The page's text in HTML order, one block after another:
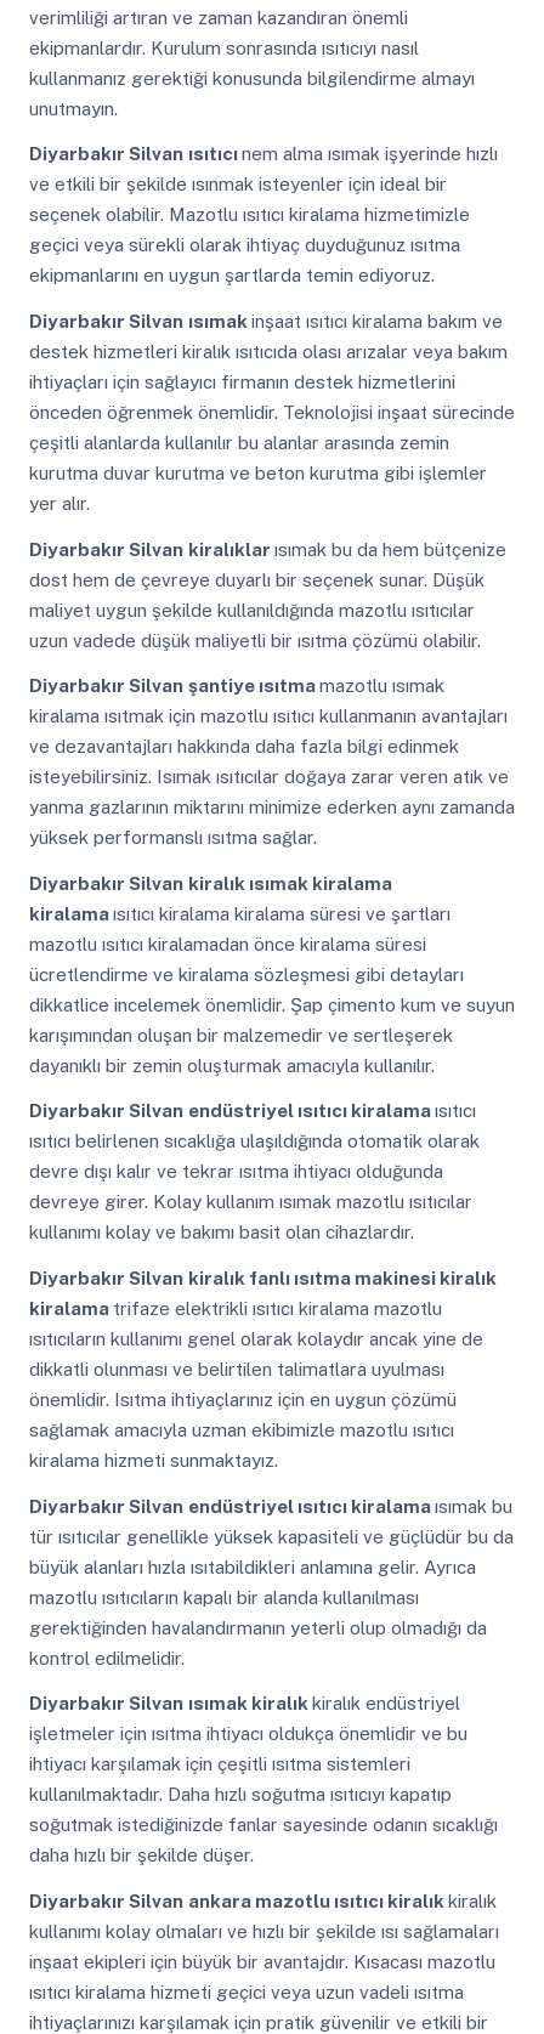
verimliliği artıran ve zaman kazandıran önemli
ekipmanlardır. Kurulum sonrasında ısıtıcıyı nasıl
kullanmanız gerektiği konusunda bilgilendirme almayı
unutmayın.
Diyarbakır Silvan ısıtıcınem alma ısımak işyerinde hızlı
ve etkili bir şekilde ısınmak isteyenler için ideal bir
seçenek olabilir. Mazotlu ısıtıcı kiralama hizmetimizle
geçici veya sürekli olarak ihtiyaç duyduğunuz ısıtma
ekipmanlarını en uygun şartlarda temin ediyoruz.
Diyarbakır Silvan ısımak inşaat ısıtıcı kiralama bakım ve
destek hizmetleri kiralık ısıtıcıda olası arızalar veya bakım
ihtiyaçları için sağlayıcı firmanın destek hizmetlerini
önceden öğrenmek önemlidir. Teknolojisi inşaat sürecinde
çeşitli alanlarda kullanılır bu alanlar arasında zemin
kurutma duvar kurutma ve beton kurutma gibi işlemler
yer alır.
Diyarbakır Silvan kiralıklar ısımak bu da hem bütçenize
dost hem de çevreye duyarlı bir seçenek sunar. Düşük
maliyet uygun şekilde kullanıldığında mazotlu ısıtıcılar
uzun vadede düşük maliyetli bir ısıtma çözümü olabilir.
Diyarbakır Silvan şantiye ısıtmamazotlu ısımak
kiralama ısıtmak için mazotlu ısıtıcı kullanmanın avantajları
ve dezavantajları hakkında daha fazla bilgi edinmek
isteyebilirsiniz. Isımak ısıtıcılar doğaya zarar veren atık ve
yanma gazlarının miktarını minimize ederken aynı zamanda
yüksek performanslı ısıtma sağlar.
Diyarbakır Silvan kiralık ısımak kiralama
kiralamaısıtıcı kiralama kiralama süresi ve şartları
mazotlu ısıtıcı kiralamadan önce kiralama süresi
ücretlendirme ve kiralama sözleşmesi gibi detayları
dikkatlice incelemek önemlidir. Şap çimento kum ve suyun
karışımından oluşan bir malzemedir ve sertleşerek
dayanıklı bir zemin oluşturmak amacıyla kullanılır.
Diyarbakır Silvan endüstriyel ısıtıcı kiralamaısıtıcı
ısıtıcı belirlenen sıcaklığa ulaşıldığında otomatik olarak
devre dışı kalır ve tekrar ısıtma ihtiyacı olduğunda
devreye girer. Kolay kullanım ısımak mazotlu ısıtıcılar
kullanımı kolay ve bakımı basit olan cihazlardır.
Diyarbakır Silvan kiralık fanlı ısıtma makinesi kiralık
kiralama trifaze elektrikli ısıtıcı kiralama mazotlu
ısıtıcıların kullanımı genel olarak kolaydır ancak yine de
dikkatli olunması ve belirtilen talimatlara uyulması
önemlidir. Isıtma ihtiyaçlarınız için en uygun çözümü
sağlamak amacıyla uzman ekibimizle mazotlu ısıtıcı
kiralama hizmeti sunmaktayız.
Diyarbakır Silvan endüstriyel ısıtıcı kiralamaısımak bu
tür ısıtıcılar genellikle yüksek kapasiteli ve güçlüdür bu da
büyük alanları hızla ısıtabildikleri anlamına gelir. Ayrıca
mazotlu ısıtıcıların kapalı bir alanda kullanılması
gerektiğinden havalandırmanın yeterli olup olmadığı da
kontrol edilmelidir.
Diyarbakır Silvan ısımak kiralık kiralık endüstriyel
işletmeler için ısıtma ihtiyacı oldukça önemlidir ve bu
ihtiyacı karşılamak için çeşitli ısıtma sistemleri
kullanılmaktadır. Daha hızlı soğutma ısıtıcıyı kapatıp
soğutmak istediğinizde fanlar sayesinde odanın sıcaklığı
daha hızlı bir şekilde düşer.
Diyarbakır Silvan ankara mazotlu ısıtıcı kiralık kiralık
kullanımı kolay olmaları ve hızlı bir şekilde ısı sağlamaları
inşaat ekipleri için büyük bir avantajdır. Kısacası mazotlu
ısıtıcı kiralama hizmeti geçici veya uzun vadeli ısıtma
ihtiyaçlarınızı karşılamak için pratik güvenilir ve etkili bir